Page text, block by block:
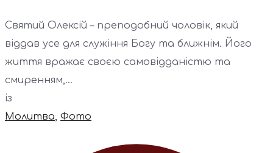
Святий Олексій – преподобний чоловік, який
віддав усе для служіння Богу та ближнім. Його
життя вражає своєю самовідданістю та
смиренням,...
із
Молитва, Фото